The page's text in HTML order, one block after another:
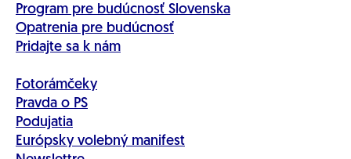
Program pre budúcnosť Slovenska
Opatrenia pre budúcnosť
Pridajte sa k nám
Fotorámčeky
Pravda o PS
Podujatia
Európsky volebný manifest